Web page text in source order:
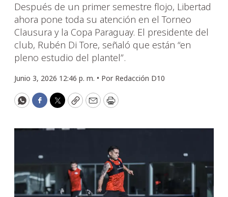
Después de un primer semestre flojo, Libertad
ahora pone toda su atención en el Torneo
Clausura y la Copa Paraguay. El presidente del
club, Rubén Di Tore, señaló que están “en
pleno estudio del plantel”.
Junio 3, 2026 12:46 p. m. • Por Redacción D10
WhatsApp
Facebook
Twitter
CopyEmailPrint